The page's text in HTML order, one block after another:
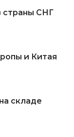
страны СНГ
и Китая
складе